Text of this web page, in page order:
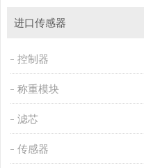
进口传感器
控制器
称重模块
滤芯
传感器